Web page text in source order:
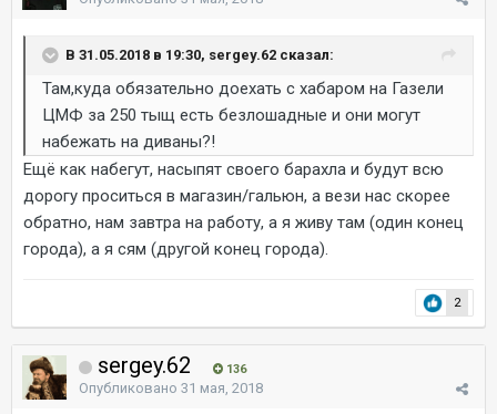
В 31.05.2018 в 19:30, sergey.62 сказал:
Там,куда обязательно доехать с хабаром на Газели
ЦМФ за 250 тыщ есть безлошадные и они могут
набежать на диваны?!
Ещё как набегут, насыпят своего барахла и будут всю
дорогу проситься в магазин/гальюн, а вези нас скорее
обратно, нам завтра на работу, а я живу там (один конец
города), а я сям (другой конец города).
2
sergey.62 136
Опубликовано 31 мая, 2018